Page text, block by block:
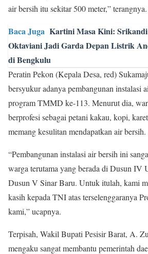
air bersih itu sekitar 500 meter,” terangnya.
Baca Juga Kartini Masa Kini:
Oktaviani Jadi Garda Depan Listrik
di Bengkulu
Peratin Pekon (Kepala Desa, red)
bersyukur adanya pembangunan instalasi
program TMMD ke-113. Menurut dia,
berprofesi sebagai petani kakau, kopi,
memang kesulitan mendapatkan air bersih.
“Pembangunan instalasi air bersih ini
warga terutama yang berada di Dusun IV
Dusun V Sinar Baru. Untuk itulah, kami
kasih kepada TNI atas terselenggaranya
kami,” ucapnya.
Terpisah, Wakil Bupati Pesisir Barat, A.
mengaku sangat membantu pemerintah